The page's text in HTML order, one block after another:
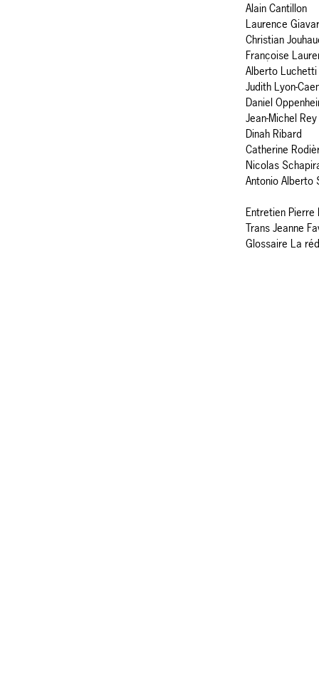
Alain Cantillon
Laurence
Christian
Françoise
Alberto Luchetti
Judith Lyon-
Daniel
Jean-Michel Rey
Dinah Ribard
Catherine
Nicolas
Antonio Alberto
Entretien Pierre
Trans Jeanne
Glossaire La